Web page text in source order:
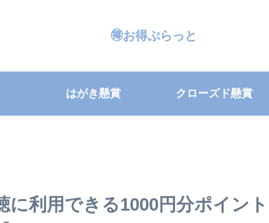
🉐お得ぷらっと
はがき懸賞 クローズド懸賞
利用できる1000円分ポイント